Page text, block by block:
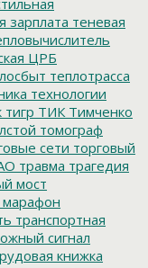
зарплата теневая
ЦРБ
теплотрасса
технологии
тигр ТИК Тимченко
томограф
сети торговый
травма трагедия
мост
марафон
транспортная
сигнал
книжка